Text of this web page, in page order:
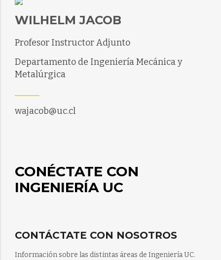
WILHELM JACOB
Profesor Instructor Adjunto
Departamento de Ingeniería Mecánica y
Metalúrgica
wajacob@uc.cl
CONÉCTATE CON
INGENIERÍA UC
CONTÁCTATE CON NOSOTROS
Información sobre las distintas áreas de Ingeniería UC.